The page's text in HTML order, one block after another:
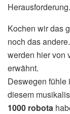
Kochen wir das
noch das
werden hier von
erwähnt.
Deswegen fühle
diesem
1000 robota